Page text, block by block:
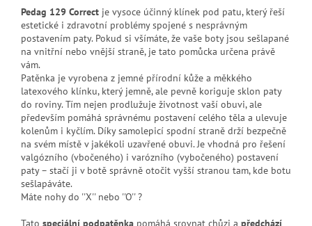
Pedag 129 Correct je vysoce účinný klínek pod patu, který řeší
estetické i zdravotní problémy spojené s nesprávným
postavením paty. Pokud si všímáte, že vaše boty jsou sešlapané
na vnitřní nebo vnější straně, je tato pomůcka určena právě
vám.
Patěnka je vyrobena z jemné přírodní kůže a měkkého
latexového klínku, který jemně, ale pevně koriguje sklon paty
do roviny. Tím nejen prodlužuje životnost vaší obuvi, ale
především pomáhá správnému postavení celého těla a ulevuje
kolenům i kyčlím. Díky samolepicí spodní straně drží bezpečně
na svém místě v jakékoli uzavřené obuvi. Je vhodná pro řešení
valgózního (vbočeného) i varózního (vybočeného) postavení
paty – stačí ji v botě správně otočit vyšší stranou tam, kde botu
sešlapáváte.
Máte nohy do ''X'' nebo ''O'' ?
Tato speciální podpatěnka pomáhá srovnat chůzi a předchází